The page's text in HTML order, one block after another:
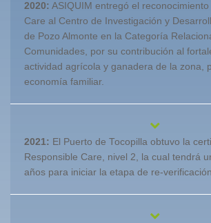
2020: ASIQUIM entregó el
Care al Centro de Investigación y
de Pozo Almonte en la Categoría
Comunidades, por su contribución al
actividad agrícola y ganadera de la zona,
economía familiar.
2021: El Puerto de Tocopilla obtuvo la
Responsible Care, nivel 2, la cual tendrá
años para iniciar la etapa de re-